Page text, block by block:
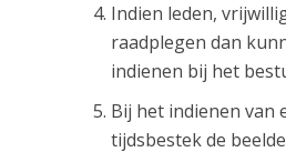
Indien leden,
raadplegen dan
indienen bij het
Bij het indienen van
tijdsbestek de